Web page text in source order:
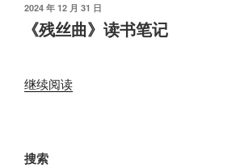
发
2024 年 12 月 31 日
《残丝曲》读书笔记
继续阅读“《残
搜索